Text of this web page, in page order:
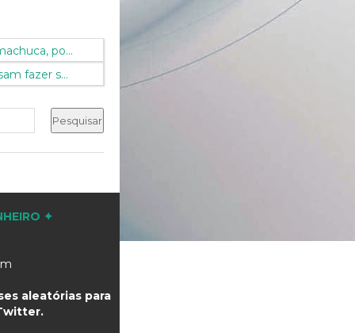
po...
fazer s...
✦
aleatórias para